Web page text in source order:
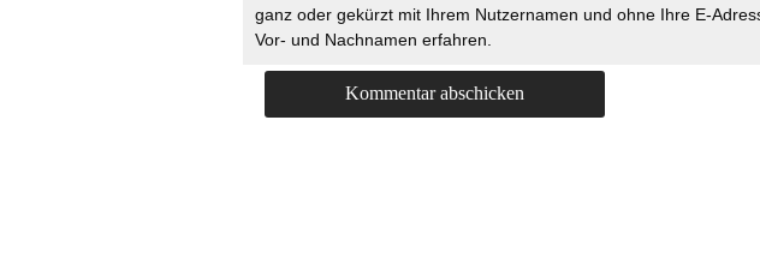
ganz oder gekürzt mit Ihrem Nutzernamen und ohne Ihre E-
Vor- und Nachnamen erfahren.